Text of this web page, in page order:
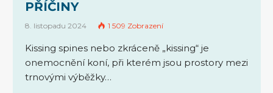
PŘÍČINY
8. listopadu 2024 1 509 Zobrazení
Kissing spines nebo zkráceně „kissing“ je
onemocnění koní, při kterém jsou prostory mezi
trnovými výběžky…